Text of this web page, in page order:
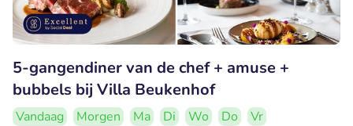
5-gangendiner van de chef + amuse +
bubbels bij Villa Beukenhof
Vandaag Morgen Ma Di Wo Do
Vr